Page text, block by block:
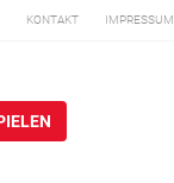
KONTAKT IMPRESSUM